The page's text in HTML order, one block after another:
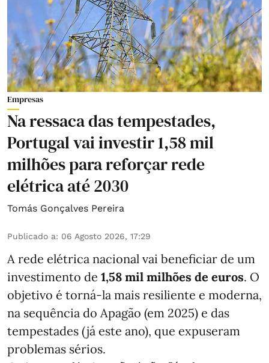
Empresas
Na ressaca das tempestades,
Portugal vai investir 1,58 mil
milhões para reforçar rede
elétrica até 2030
Tomás Gonçalves Pereira
Publicado a: 06 Agosto 2026, 17:29
A rede elétrica nacional vai beneficiar de um
investimento de 1,58 mil milhões de euros. O
objetivo é torná-la mais resiliente e moderna,
na sequência do Apagão (em 2025) e das
tempestades (já este ano), que expuseram
problemas sérios.